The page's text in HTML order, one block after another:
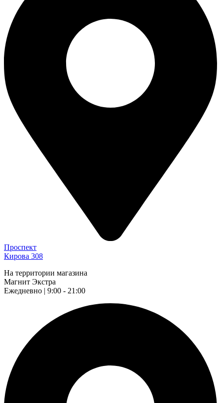
Проспект
Кирова 308
На территории магазина
Магнит Экстра
Ежедневно | 9:00 - 21:00